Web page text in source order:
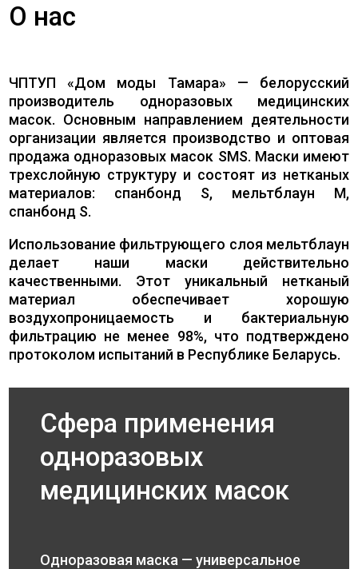
О нас
ЧПТУП «Дом моды Тамара» — белорусский
производитель одноразовых медицинских
масок. Основным направлением деятельности
организации является производство и оптовая
продажа одноразовых масок SMS. Маски имеют
трехслойную структуру и состоят из нетканых
материалов: спанбонд S, мельтблаун M,
спанбонд S.
Использование фильтрующего слоя мельтблаун
делает наши маски действительно
качественными. Этот уникальный нетканый
материал обеспечивает хорошую
воздухопроницаемость и бактериальную
фильтрацию не менее 98%, что подтверждено
протоколом испытаний в Республике Беларусь.
Сфера применения
одноразовых
медицинских масок
Одноразовая маска — универсальное